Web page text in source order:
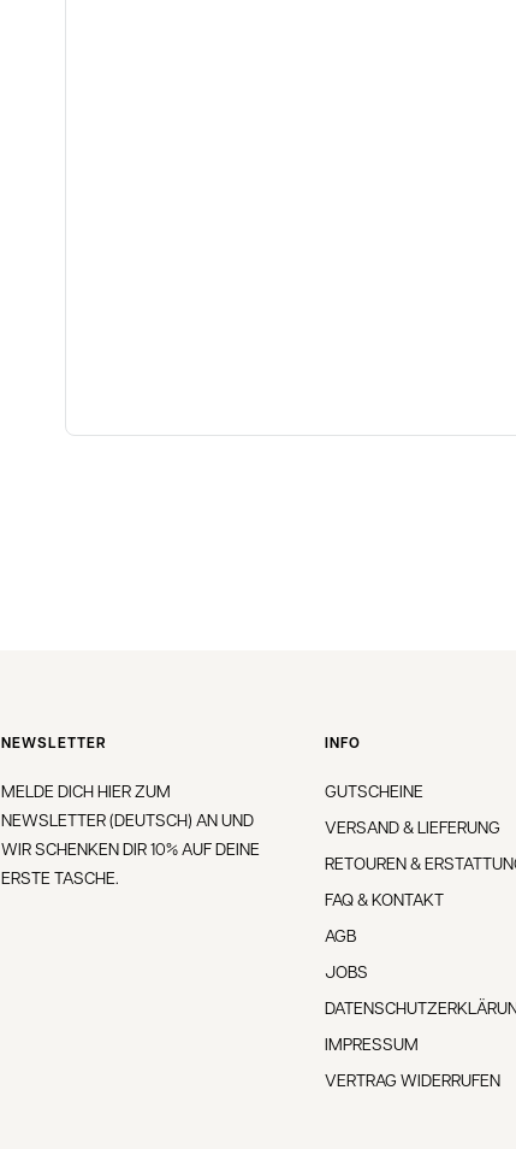
NEWSLETTER
MELDE DICH HIER ZUM
NEWSLETTER (DEUTSCH) AN UND
WIR SCHENKEN DIR 10% AUF DEINE
ERSTE TASCHE.
INFO
GUTSCHEINE
VERSAND & LIEFERUNG
RETOUREN &
FAQ & KONTAKT
AGB
JOBS
IMPRESSUM
VERTRAG WIDERRUFEN